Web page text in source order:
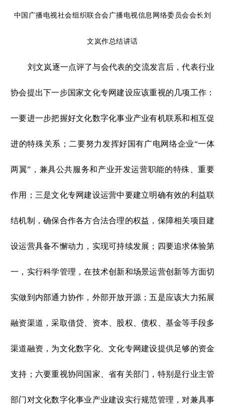
中国广播电视社会组织联合会广播电视信息网络委员会会长刘
文岚作总结讲话
刘文岚逐一点评了与会代表的交流发言后，代表行业
协会提出下一步国家文化专网建设应该重视的几项工作：
一要进一步把握好文化数字化事业产业有机联系和相互促
进的特殊关系；二要努力发挥好国有广电网络企业“一体
两翼”，兼具公共服务和产业开发运营职能的特殊、重要
作用；三是文化专网建设运营中要建立明确有效的利益联
结机制，确保合作各方合法合理的权益，保障相关项目建
设运营具备不懈动力，实现可持续发展；四要追求体验第
一，实行科学管理，在技术创新和场景运营创新等方面切
实做到内部通力协作，外部开放开源；五是应该大力拓展
融资渠道，采取借贷、资本、股权、债权、基金等手段多
渠道融资，为文化数字化、文化专网建设提供足够的资金
支持；六要重视协同国家、省有关部门，特别是行业主管
部门对文化数字化事业产业建设实行规范管理，对兼具事